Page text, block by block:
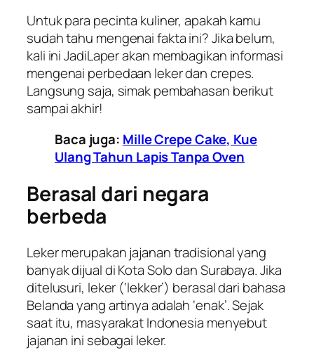
Untuk para pecinta kuliner, apakah kamu
sudah tahu mengenai fakta ini? Jika belum,
kali iniJadiLaperakan membagikan informasi
mengenai perbedaan leker dan crepes.
Langsung saja, simak pembahasan berikut
sampai akhir!
Baca juga: Mille Crepe Cake, Kue
Ulang Tahun Lapis Tanpa Oven
Berasal dari negara
berbeda
Leker merupakan jajanan tradisional yang
banyak dijual di Kota Solo dan Surabaya. Jika
ditelusuri, leker (‘lekker’) berasal dari bahasa
Belanda yang artinya adalah ‘enak’. Sejak
saat itu, masyarakat Indonesia menyebut
jajanan ini sebagai leker.